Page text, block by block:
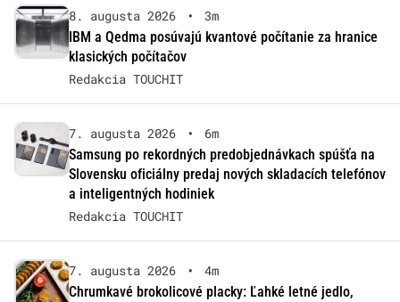
8. augusta 2026 •
3m
IBM a Qedma posúvajú kvantové počítanie za hranice
klasických počítačov
Redakcia TOUCHIT
7. augusta 2026 •
6m
Samsung po rekordných predobjednávkach spúšťa na
Slovensku oficiálny predaj nových skladacích telefónov
a inteligentných hodiniek
Redakcia TOUCHIT
7. augusta 2026 •
4m
Chrumkavé brokolicové placky: Ľahké letné jedlo,